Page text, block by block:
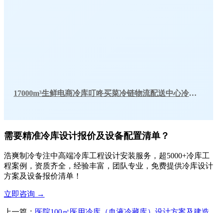
17000m³生鲜电商冷库叮咚买菜冷链物流配送中心冷库工程建造方案
需要精准冷库设计报价及设备配置清单？
浩爽制冷专注中高端冷库工程设计安装服务，超5000+冷库工
程案例，资质齐全，经验丰富，团队专业，免费提供冷库设计
方案及设备报价清单！
立即咨询 →